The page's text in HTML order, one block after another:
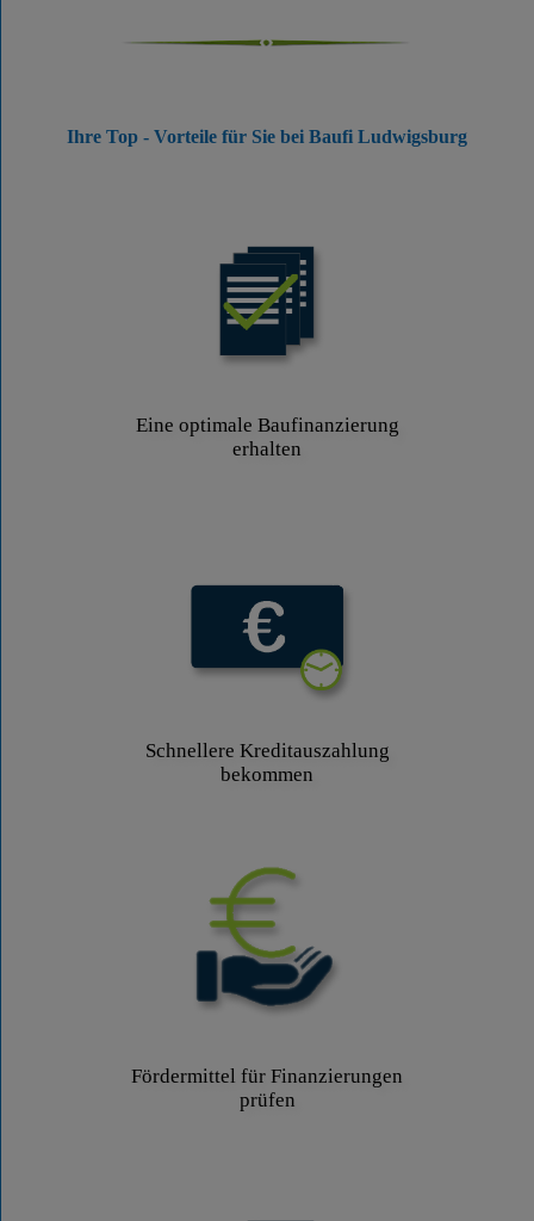
Ihre Top - Vorteile für Sie bei Baufi Ludwigsburg
Eine optimale Baufinanzierung
erhalten
Schnellere Kreditauszahlung
bekommen
Fördermittel für Finanzierungen
prüfen